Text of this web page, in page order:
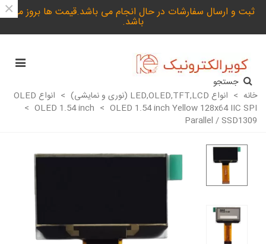
ثبت و ارسال سفارشات در حال انجام می باشد.قیمت ها بروز می
باشد.
×
جستجو
خانه > انواع LED,OLED,TFT,LCD (نوری و نمایشی) > انواع OLED
> OLED 1.54 inch > OLED 1.54 inch Yellow 128x64 IIC SPI
Parallel / SSD1309